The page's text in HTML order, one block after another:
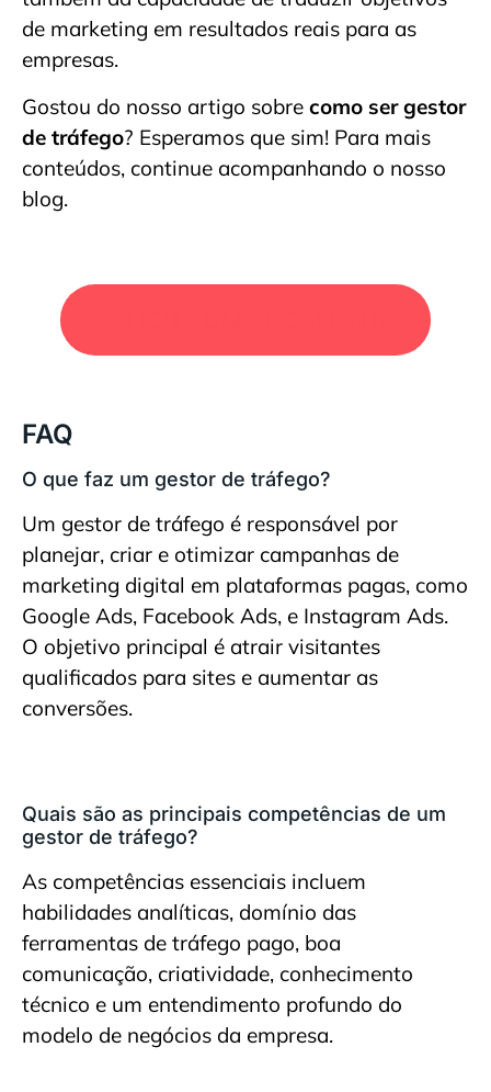
de marketing em resultados reais para as
empresas.
Gostou do nosso artigo sobre como ser gestor
de tráfego? Esperamos que sim! Para mais
conteúdos, continue acompanhando o nosso
blog.
FAQ
O que faz um gestor de tráfego?
Um gestor de tráfego é responsável por
planejar, criar e otimizar campanhas de
marketing digital em plataformas pagas, como
Google Ads, Facebook Ads, e Instagram Ads.
O objetivo principal é atrair visitantes
qualificados para sites e aumentar as
conversões.
Quais são as principais competências de um
gestor de tráfego?
As competências essenciais incluem
habilidades analíticas, domínio das
ferramentas de tráfego pago, boa
comunicação, criatividade, conhecimento
técnico e um entendimento profundo do
modelo de negócios da empresa.